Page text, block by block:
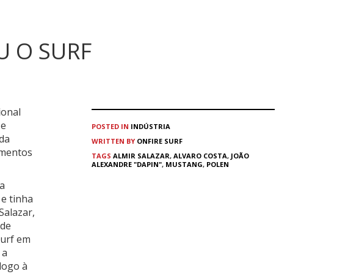
O SURF
tinha
em
à
POSTED IN INDÚSTRIA
WRITTEN BY ONFIRE SURF
TAGS ALMIR SALAZAR, ALVARO COSTA, JOÃO
ALEXANDRE "DAPIN", MUSTANG, POLEN